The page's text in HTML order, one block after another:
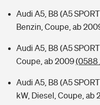
Audi A5, B8 (A5
Benzin, Coupe, ab
Audi A5, B8 (A5
Coupe, ab 2009(0588
Audi A5, B8 (A5
kW, Diesel, Coupe, ab